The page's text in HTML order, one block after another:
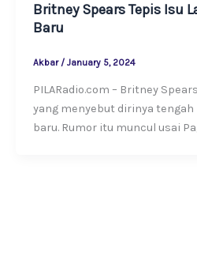
Britney Spears Tepis Isu
Baru
Akbar / January 5, 2024
PILARadio.com – Britney
yang menyebut dirinya
baru. Rumor itu muncul usai